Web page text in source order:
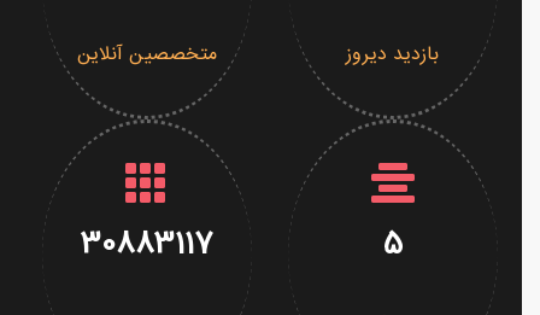
بازدید دیروز متخصصین آنلاین
5
30883117